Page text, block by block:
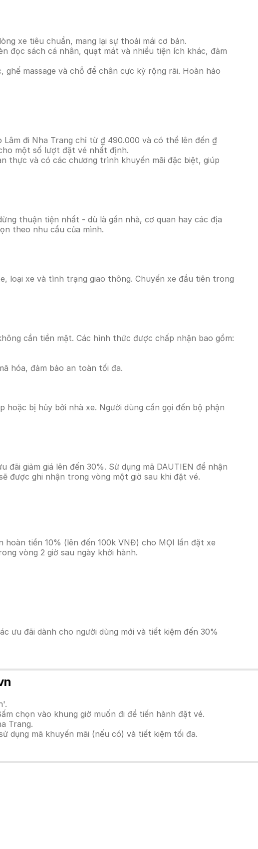
xe tiêu chuẩn, mang lại sự thoải mái cơ bản.
đọc sách cá nhân, quạt mát và nhiều tiện ích khác, đảm
massage và chỗ để chân cực kỳ rộng rãi. Hoàn hảo
đi Nha Trang chỉ từ ₫ 490.000 và có thể lên đến ₫
một số lượt đặt vé nhất định.
thực và có các chương trình khuyến mãi đặc biệt, giúp
thuận tiện nhất - dù là gần nhà, cơ quan hay các địa
theo nhu cầu của mình.
loại xe và tình trạng giao thông. Chuyến xe đầu tiên trong
cần tiền mặt. Các hình thức được chấp nhận bao gồm:
hóa, đảm bảo an toàn tối đa.
bị hủy bởi nhà xe. Người dùng cần gọi đến bộ phận
giảm giá lên đến 30%. Sử dụng mã DAUTIEN để nhận
được ghi nhận trong vòng một giờ sau khi đặt vé.
tiền 10% (lên đến 100k VNĐ) cho MỌI lần đặt xe
vòng 2 giờ sau ngày khởi hành.
ưu đãi dành cho người dùng mới và tiết kiệm đến 30%
chọn vào khung giờ muốn đi để tiến hành đặt vé.
Trang.
dụng mã khuyến mãi (nếu có) và tiết kiệm tối đa.